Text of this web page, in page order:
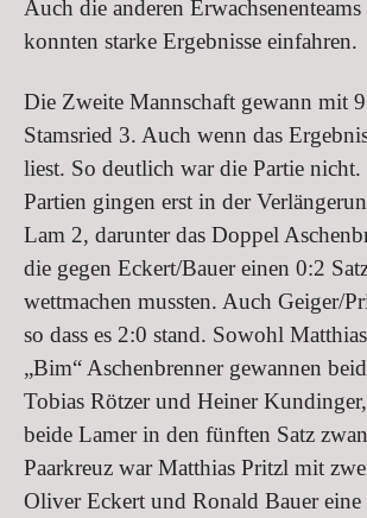
Auch die anderen
konnten starke Ergebnisse einfahren.
Die Zweite Mannschaft gewann mit
Stamsried 3. Auch wenn das
liest. So deutlich war die Partie
Partien gingen erst in der
Lam 2, darunter das Doppel
die gegen Eckert/Bauer einen 0:2
wettmachen mussten. Auch Geiger/
so dass es 2:0 stand. Sowohl
„Bim“ Aschenbrenner gewannen
Tobias Rötzer und Heiner
beide Lamer in den fünften Satz
Paarkreuz war Matthias Pritzl mit
Oliver Eckert und Ronald Bauer eine